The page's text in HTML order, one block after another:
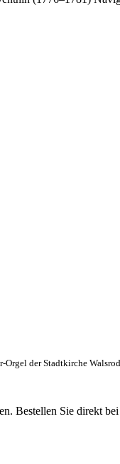
Orgel der Stadtkirche
Bestellen Sie direkt